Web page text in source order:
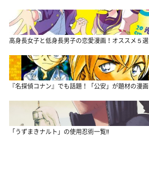
高身長女子と低身長男子の恋愛漫画！オススメ５選
『名探偵コナン』でも話題！「公安」が題材の漫画
「うずまきナルト」の使用忍術一覧‼